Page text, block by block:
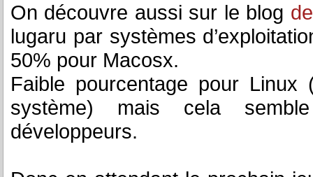
On découvre aussi sur le blog
lugaru par systèmes
50% pour Macosx.
Faible pourcentage pour Linux
système) mais cela
développeurs.